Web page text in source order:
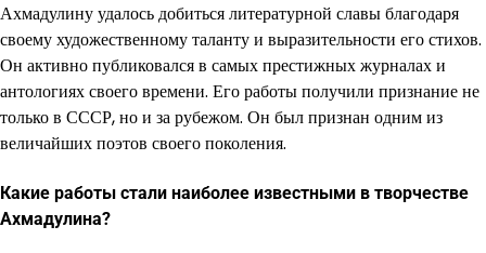
Ахмадулину удалось добиться литературной славы благодаря
своему художественному таланту и выразительности его стихов.
Он активно публиковался в самых престижных журналах и
антологиях своего времени. Его работы получили признание не
только в СССР, но и за рубежом. Он был признан одним из
величайших поэтов своего поколения.
Какие работы стали наиболее известными в творчестве
Ахмадулина?